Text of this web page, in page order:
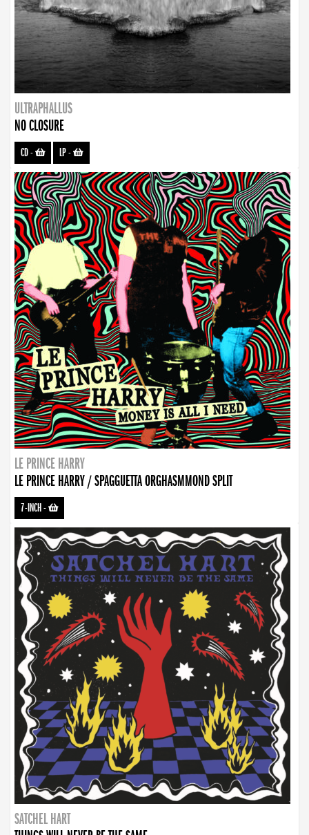
ULTRAPHALLUS
NO CLOSURE
CD- LP-
LE PRINCE HARRY
LE PRINCE HARRY / SPAGGUETTA ORGHASMMOND SPLIT
7-INCH-
SATCHEL HART